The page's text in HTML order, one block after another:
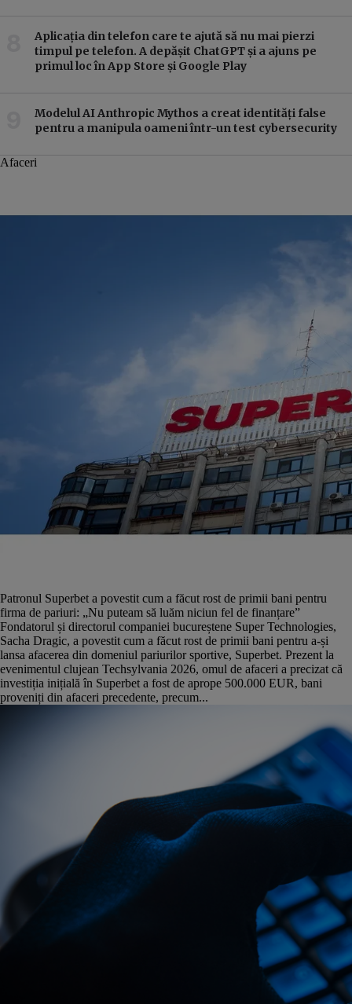
Aplicația din telefon care te ajută să nu mai pierzi
timpul pe telefon. A depășit ChatGPT și a ajuns pe
primul loc în App Store și Google Play
Modelul AI Anthropic Mythos a creat identităţi false
pentru a manipula oameni într-un test cybersecurity
Afaceri
Patronul Superbet a povestit cum a făcut rost de primii bani pentru
firma de pariuri: „Nu puteam să luăm niciun fel de finanțare”
Fondatorul și directorul companiei bucureștene Super Technologies,
Sacha Dragic, a povestit cum a făcut rost de primii bani pentru a-și
lansa afacerea din domeniul pariurilor sportive, Superbet. Prezent la
evenimentul clujean Techsylvania 2026, omul de afaceri a precizat că
investiția inițială în Superbet a fost de aprope 500.000 EUR, bani
proveniți din afaceri precedente, precum...